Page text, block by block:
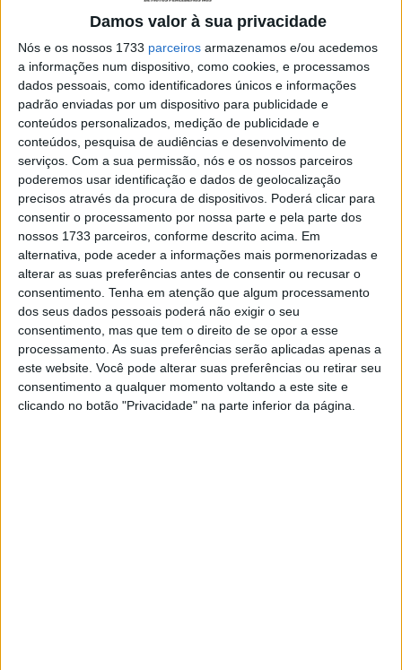
Damos valor à sua privacidade
Nós e os nossos 1733 parceiros armazenamos e/ou acedemos
a informações num dispositivo, como cookies, e processamos
dados pessoais, como identificadores únicos e informações
padrão enviadas por um dispositivo para publicidade e
conteúdos personalizados, medição de publicidade e
conteúdos, pesquisa de audiências e desenvolvimento de
serviços. Com a sua permissão, nós e os nossos parceiros
poderemos usar identificação e dados de geolocalização
precisos através da procura de dispositivos. Poderá clicar para
consentir o processamento por nossa parte e pela parte dos
nossos 1733 parceiros, conforme descrito acima. Em
alternativa, pode aceder a informações mais pormenorizadas e
alterar as suas preferências antes de consentir ou recusar o
consentimento. Tenha em atenção que algum processamento
dos seus dados pessoais poderá não exigir o seu
consentimento, mas que tem o direito de se opor a esse
processamento. As suas preferências serão aplicadas apenas a
este website. Você pode alterar suas preferências ou retirar seu
consentimento a qualquer momento voltando a este site e
clicando no botão "Privacidade" na parte inferior da página.
Michael Doohan nasceu em Brisbane, Austrália, no dia 4
de junho de 1965. Sendo o mais novo de três irmãos –
todos com alguma história em motos – Mick mostra
imediatamente carácter e habilidade consideráveis ​​sobre
duas rodas. O pai é concessionário Honda e os filhos
crescem a correr numa oval, construída a propósito para
se divertirem e aprenderem os truques das pista de terra.
Artigos relacionados
MotoGP: Jorge Martín não dá hipóteses e
vence Sprint marcada pelo domínio da